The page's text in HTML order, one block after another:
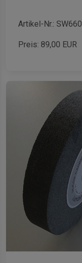
Artikel-Nr.: SW660
Preis: 89,00 EUR